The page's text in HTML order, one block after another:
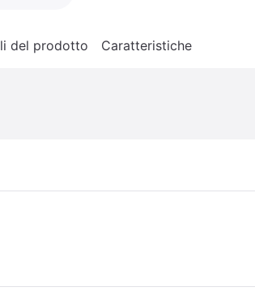
del prodotto Caratteristiche